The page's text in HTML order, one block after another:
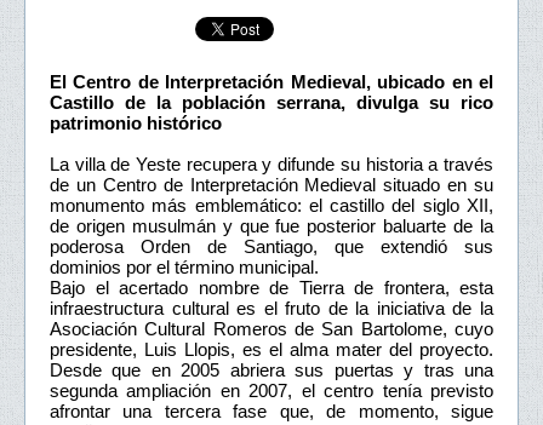
El Centro de Interpretación Medieval, ubicado en el
Castillo de la población serrana, divulga su rico
patrimonio histórico
La villa de Yeste recupera y difunde su historia a través
de un Centro de Interpretación Medieval situado en su
monumento más emblemático: el castillo del siglo XII,
de origen musulmán y que fue posterior baluarte de la
poderosa Orden de Santiago, que extendió sus
dominios por el término municipal.
Bajo el acertado nombre de Tierra de frontera, esta
infraestructura cultural es el fruto de la iniciativa de la
Asociación Cultural Romeros de San Bartolome, cuyo
presidente, Luis Llopis, es el alma mater del proyecto.
Desde que en 2005 abriera sus puertas y tras una
segunda ampliación en 2007, el centro tenía previsto
afrontar una tercera fase que, de momento, sigue